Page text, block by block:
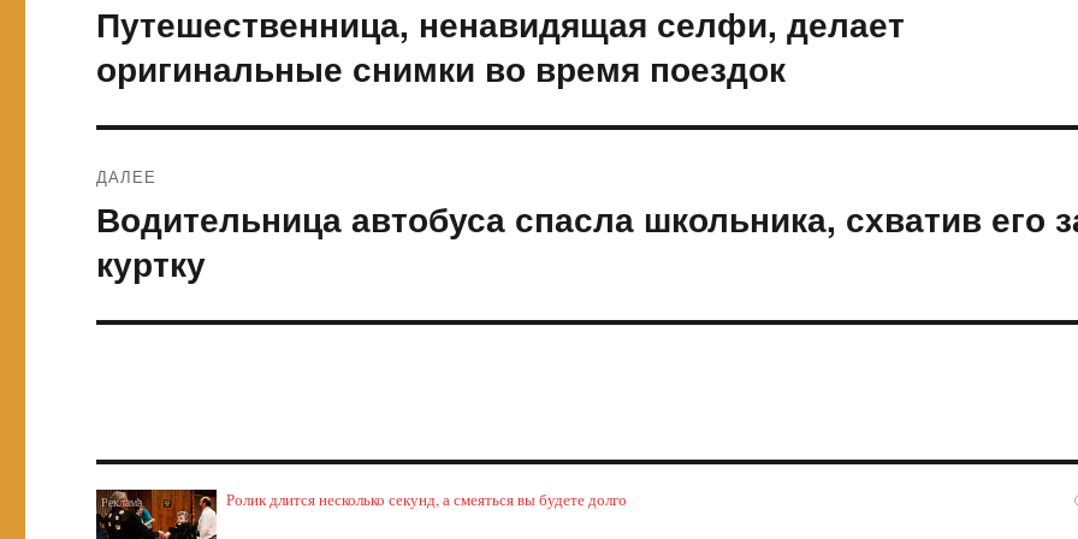
по
записям
Предыдущая
запись:
Путешественница, ненавидящая селфи, делает
оригинальные снимки во время поездок
ДАЛЕЕ
Следующая
запись:
Водительница автобуса спасла школьника, схватив его
куртку
Ролик длится несколько секунд, а смеяться вы будете долго